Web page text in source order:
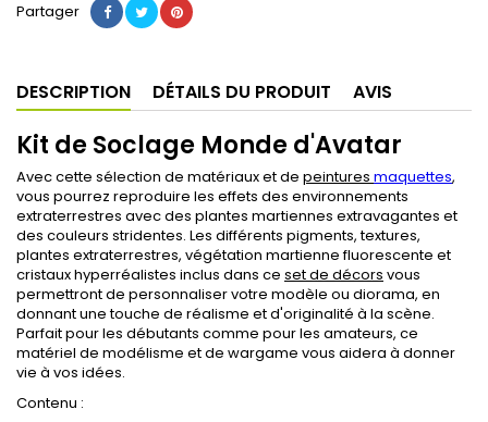
Partager
DESCRIPTION DÉTAILS DU PRODUIT AVIS
Kit de Soclage Monde d'Avatar
Avec cette sélection de matériaux et de peintures maquettes,
vous pourrez reproduire les effets des environnements
extraterrestres avec des plantes martiennes extravagantes et
des couleurs stridentes. Les différents pigments, textures,
plantes extraterrestres, végétation martienne fluorescente et
cristaux hyperréalistes inclus dans ce set de décors vous
permettront de personnaliser votre modèle ou diorama, en
donnant une touche de réalisme et d'originalité à la scène.
Parfait pour les débutants comme pour les amateurs, ce
matériel de modélisme et de wargame vous aidera à donner
vie à vos idées.
Contenu :